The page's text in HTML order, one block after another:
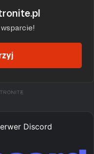
Discord